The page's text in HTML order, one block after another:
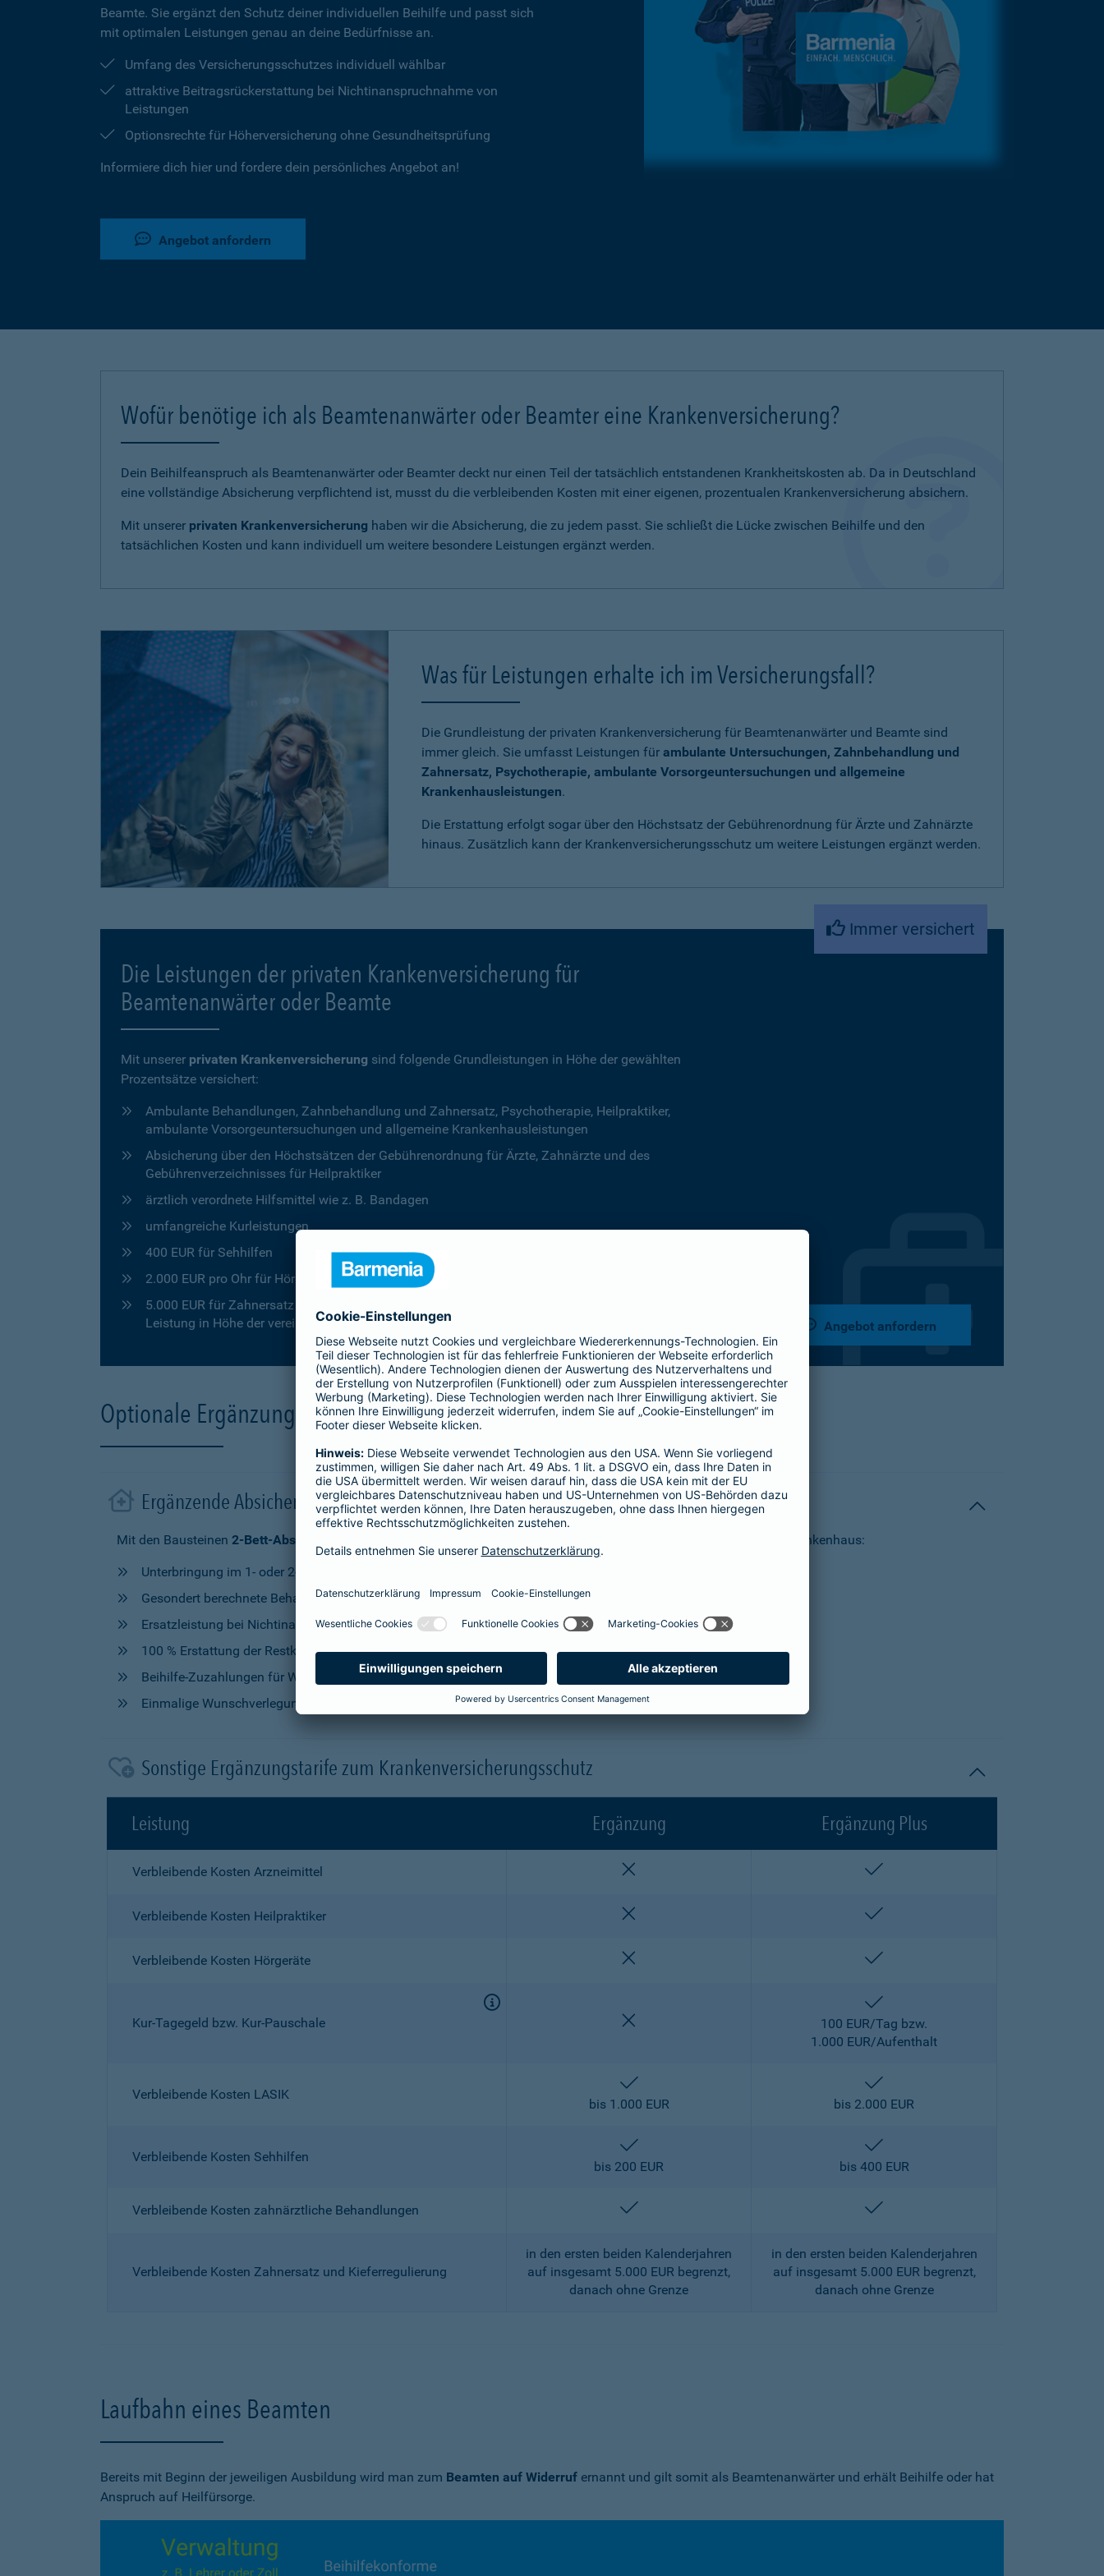
Beamte. Sie ergänzt den Schutz deiner individuellen Beihilfe und passt sich
mit optimalen Leistungen genau an deine Bedürfnisse an.
Umfang des Versicherungsschutzes individuell wählbar
attraktive Beitragsrückerstattung bei Nichtinanspruchnahme von
Leistungen
Optionsrechte für Höherversicherung ohne Gesundheitsprüfung
Informiere dich hier und fordere dein persönliches Angebot an!
Angebot anfordern
Wofür benötige ich als Beamtenanwärter oder Beamter eine Krankenversicherung?
Dein Beihilfeanspruch als Beamtenanwärter oder Beamter deckt nur einen Teil der tatsächlich entstandenen Krankheitskosten ab. Da in Deutschland
eine vollständige Absicherung verpflichtend ist, musst du die verbleibenden Kosten mit einer eigenen, prozentualen Krankenversicherung absichern.
Mit unserer privaten Krankenversicherung haben wir die Absicherung, die zu jedem passt. Sie schließt die Lücke zwischen Beihilfe und den
tatsächlichen Kosten und kann individuell um weitere besondere Leistungen ergänzt werden.
Was für Leistungen erhalte ich im Versicherungsfall?
Die Grundleistung der privaten Krankenversicherung für Beamtenanwärter und Beamte sind
immer gleich. Sie umfasst Leistungen für ambulante Untersuchungen, Zahnbehandlung und
Zahnersatz, Psychotherapie, ambulante Vorsorgeuntersuchungen und allgemeine
Krankenhausleistungen.
Die Erstattung erfolgt sogar über den Höchstsatz der Gebührenordnung für Ärzte und Zahnärzte
hinaus. Zusätzlich kann der Krankenversicherungsschutz um weitere Leistungen ergänzt werden.
Immer versichert
Die Leistungen der privaten Krankenversicherung für
Beamtenanwärter oder Beamte
Mit unserer privaten Krankenversicherung sind folgende Grundleistungen in Höhe der gewählten
Prozentsätze versichert:
Ambulante Behandlungen, Zahnbehandlung und Zahnersatz, Psychotherapie, Heilpraktiker,
ambulante Vorsorgeuntersuchungen und allgemeine Krankenhausleistungen
Absicherung über den Höchstsätzen der Gebührenordnung für Ärzte, Zahnärzte und des
Gebührenverzeichnisses für Heilpraktiker
ärztlich verordnete Hilfsmittel wie z. B. Bandagen
umfangreiche Kurleistungen
400 EUR für Sehhilfen
2.000 EUR pro Ohr für Hörgeräte
5.000 EUR für Zahnersatz in den ersten beiden Kalenderjahren, ab dem dritten Jahr ist die
Leistung in Höhe der vereinbarten Prozentstufe unbegrenzt
Angebot anfordern
Optionale Ergänzungen für deine Krankenversicherung
Ergänzende Absicherung im Krankenhaus
Mit den Bausteinen 2-Bett-Absicherung sicherst du dir zusätzlich folgende Leistungen im Krankenhaus:
Unterbringung im 1- oder 2-Bettzimmer (je nach gewähltem Baustein)
Gesondert berechnete Behandlung durch einen Arzt oder eine Ärztin der Wahl ("Chefarztbehandlung")
Ersatzleistung bei Nichtinanspruchnahme der Wahlleistungen
100 % Erstattung der Restkosten, nach Vorleistung der Beihilfe
Beihilfe-Zuzahlungen für Wahlleistungen
Einmalige Wunschverlegung
Sonstige Ergänzungstarife zum Krankenversicherungsschutz
Leistung Ergänzung Ergänzung Plus
Verbleibende Kosten Arzneimittel
Verbleibende Kosten Heilpraktiker
Verbleibende Kosten Hörgeräte
Kur-Tagegeld bzw. Kur-Pauschale
100 EUR/Tag bzw.
1.000 EUR/Aufenthalt
Verbleibende Kosten LASIK
enthalten
bis 1.000 EUR
bis 2.000 EUR
Verbleibende Kosten Sehhilfen
enthalten
bis 200 EUR
bis 400 EUR
Verbleibende Kosten zahnärztliche Behandlungen enthalten
Verbleibende Kosten Zahnersatz und Kieferregulierung
in den ersten beiden Kalenderjahren
auf insgesamt 5.000 EUR begrenzt,
danach ohne Grenze
in den ersten beiden Kalenderjahren
auf insgesamt 5.000 EUR begrenzt,
danach ohne Grenze
Laufbahn eines Beamten
Bereits mit Beginn der jeweiligen Ausbildung wird man zum Beamten auf Widerruf ernannt und gilt somit als Beamtenanwärter und erhält Beihilfe oder hat
Anspruch auf Heilfürsorge.